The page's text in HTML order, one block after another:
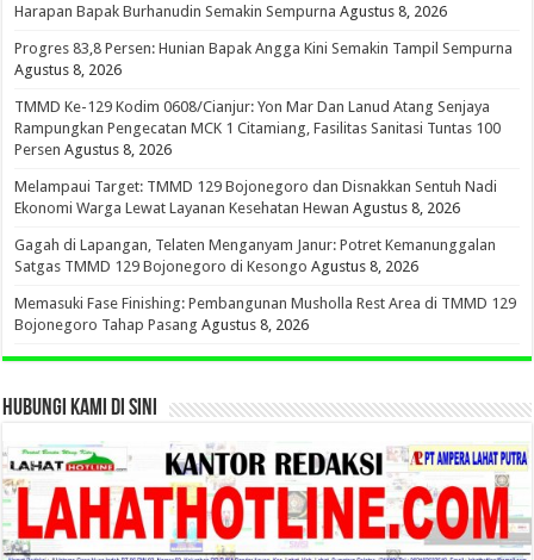
Harapan Bapak Burhanudin Semakin Sempurna Agustus 8, 2026
Progres 83,8 Persen: Hunian Bapak Angga Kini Semakin Tampil Sempurna
Agustus 8, 2026
TMMD Ke-129 Kodim 0608/Cianjur: Yon Mar Dan Lanud Atang Senjaya
Rampungkan Pengecatan MCK 1 Citamiang, Fasilitas Sanitasi Tuntas 100
Persen Agustus 8, 2026
Melampaui Target: TMMD 129 Bojonegoro dan Disnakkan Sentuh Nadi
Ekonomi Warga Lewat Layanan Kesehatan Hewan Agustus 8, 2026
Gagah di Lapangan, Telaten Menganyam Janur: Potret Kemanunggalan
Satgas TMMD 129 Bojonegoro di Kesongo Agustus 8, 2026
Memasuki Fase Finishing: Pembangunan Musholla Rest Area di TMMD 129
Bojonegoro Tahap Pasang Agustus 8, 2026
HUBUNGI KAMI DI SINI